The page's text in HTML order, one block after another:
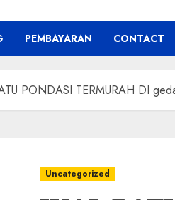
PEMBAYARAN CONTACT
PONDASI TERMURAH DI
Uncategorized